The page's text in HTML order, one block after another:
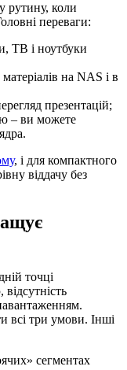
рутину, коли
переваги:
ТВ і ноутбуки
на NAS і в
презентацій;
– ви можете
, і для компактного
віддачу без
точці
всі три умови. Інші
сегментах